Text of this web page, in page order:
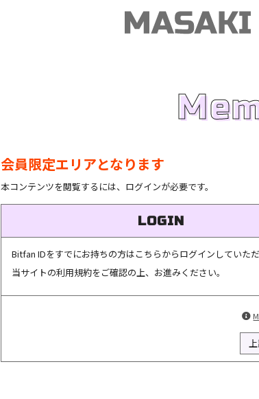
会員限定エリアとなります
本コンテンツを閲覧するには、ログインが必要です。
LOGIN
Bitfan IDをすでにお持ちの方はこちらからログインしていただ
当サイトの利用規約をご確認の上、お進みください。